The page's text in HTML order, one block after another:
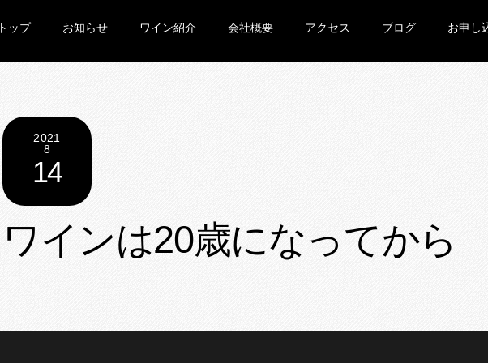
トップ お知らせ ワイン紹介 会社概要 アクセス ブログ お申し
2021
8
14
ワインは20歳になってから